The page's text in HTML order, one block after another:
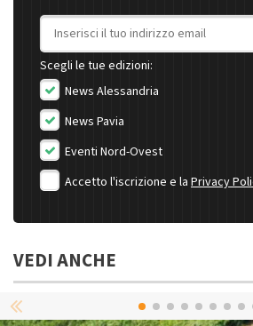
Indirizzo email
Scegli le tue edizioni:
News Alessandria
News Pavia
Eventi Nord-Ovest
Accetto l'iscrizione e la Privacy
VEDI ANCHE